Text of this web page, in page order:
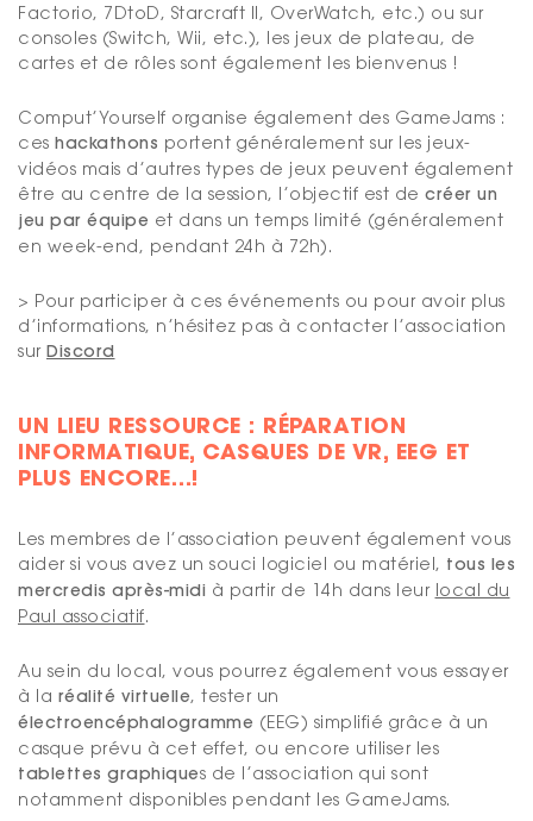
Factorio, 7DtoD, Starcraft II, OverWatch, etc.) ou sur
consoles (Switch, Wii, etc.), les jeux de plateau, de
cartes et de rôles sont également les bienvenus !
Comput’Yourself organise également des GameJams :
ces hackathons portent généralement sur les jeux-
vidéos mais d’autres types de jeux peuvent également
être au centre de la session, l’objectif est de créer un
jeu par équipe et dans un temps limité (généralement
en week-end, pendant 24h à 72h).
> Pour participer à ces événements ou pour avoir plus
d’informations, n’hésitez pas à contacter l’association
sur Discord
UN LIEU RESSOURCE : RÉPARATION
INFORMATIQUE, CASQUES DE VR, EEG ET
PLUS ENCORE…!
Les membres de l’association peuvent également vous
aider si vous avez un souci logiciel ou matériel, tous les
mercredis après-midi à partir de 14h dans leur local du
Paul associatif.
Au sein du local, vous pourrez également vous essayer
à la réalité virtuelle, tester un
électroencéphalogramme (EEG) simplifié grâce à un
casque prévu à cet effet, ou encore utiliser les
tablettes graphiques de l’association qui sont
notamment disponibles pendant les GameJams.